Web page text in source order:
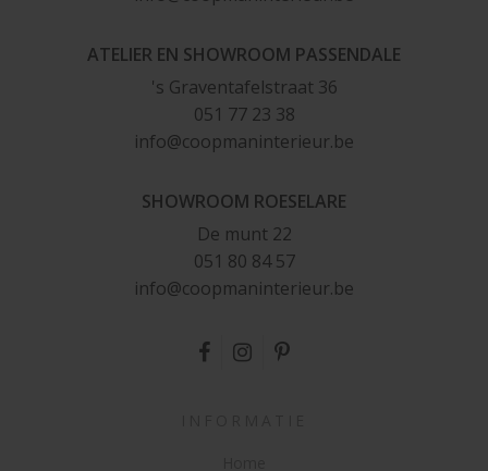
ATELIER EN SHOWROOM PASSENDALE
's Graventafelstraat 36
051 77 23 38
info@coopmaninterieur.be
SHOWROOM ROESELARE
De munt 22
051 80 84 57
info@coopmaninterieur.be